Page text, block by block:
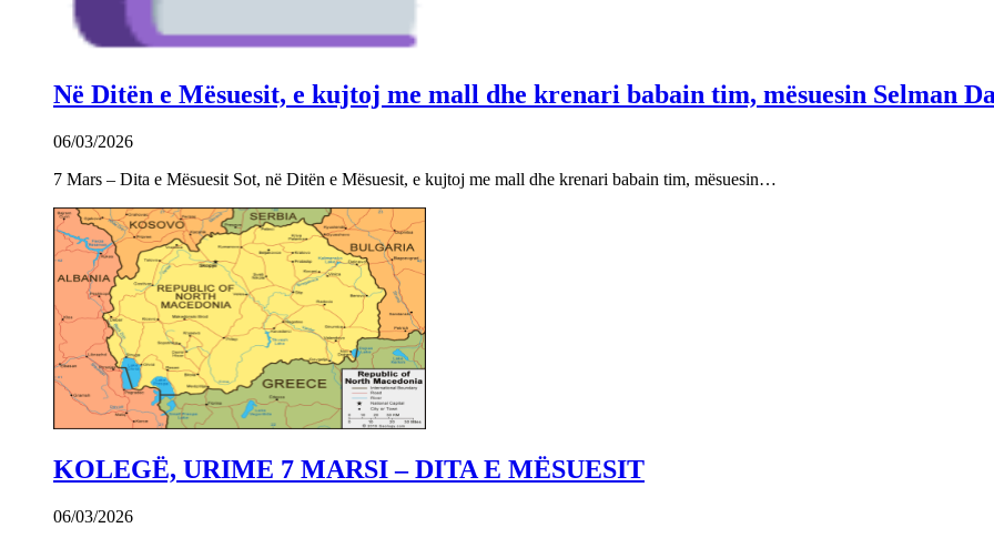
Në Ditën e Mësuesit, e kujtoj me mall dhe krenari babain tim, mësuesin Selman
06/03/2026
7 Mars – Dita e Mësuesit Sot, në Ditën e Mësuesit, e kujtoj me mall dhe krenari babain tim, mësuesin…
KOLEGË, URIME 7 MARSI – DITA E MËSUESIT
06/03/2026